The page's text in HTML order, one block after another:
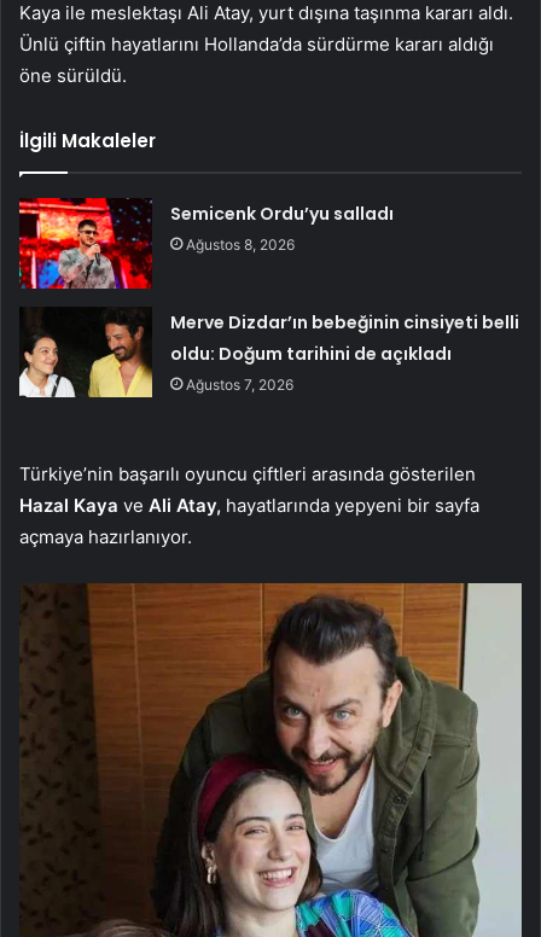
Kaya ile meslektaşı Ali Atay, yurt dışına taşınma kararı aldı.
Ünlü çiftin hayatlarını Hollanda’da sürdürme kararı aldığı
öne sürüldü.
İlgili Makaleler
Semicenk Ordu’yu salladı
Ağustos 8, 2026
Merve Dizdar’ın bebeğinin cinsiyeti belli
oldu: Doğum tarihini de açıkladı
Ağustos 7, 2026
Türkiye’nin başarılı oyuncu çiftleri arasında gösterilen
Hazal Kaya ve Ali Atay, hayatlarında yepyeni bir sayfa
açmaya hazırlanıyor.